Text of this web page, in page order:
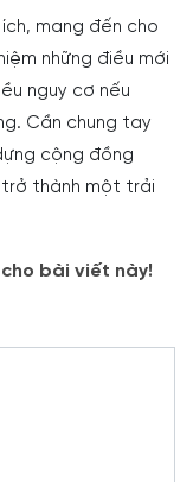
mang đến cho
những điều mới
nguy cơ nếu
Cần chung tay
cộng đồng
thành một trải
bài viết này!